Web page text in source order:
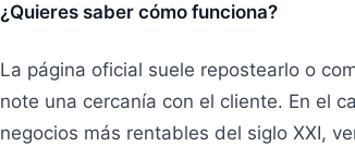
¿Quieres saber cómo funciona?
La página oficial suele repostearlo o
note una cercanía con el cliente. En el
negocios más rentables del siglo XXI,